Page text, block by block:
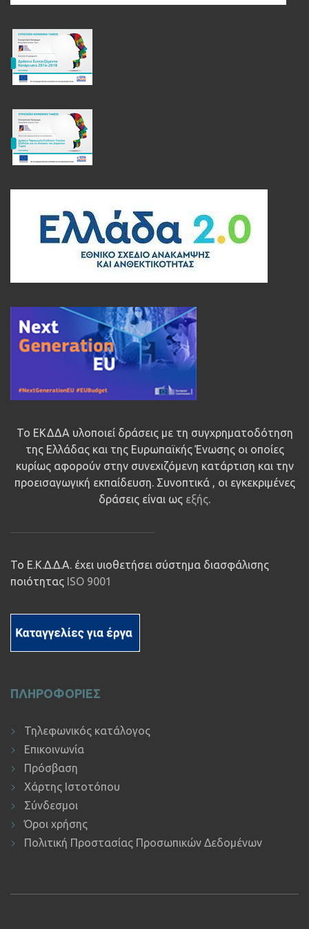
Το ΕΚΔΔΑ υλοποιεί δράσεις με τη συγχρηματοδότηση
της Ελλάδας και της Ευρωπαϊκής Ένωσης οι οποίες
κυρίως αφορούν στην συνεχιζόμενη κατάρτιση και την
προεισαγωγική εκπαίδευση. Συνοπτικά , οι εγκεκριμένες
δράσεις είναι ως εξής
Το Ε.Κ.Δ.Δ.Α. έχει υιοθετήσει σύστημα διασφάλισης
ποιότητας ISO 9001
ΠΛΗΡΟΦΟΡΙΕΣ
Τηλεφωνικός κατάλογος
Επικοινωνία
Πρόσβαση
Χάρτης Ιστοτόπου
Σύνδεσμοι
Όροι χρήσης
Πολιτική Προστασίας Προσωπικών Δεδομένων